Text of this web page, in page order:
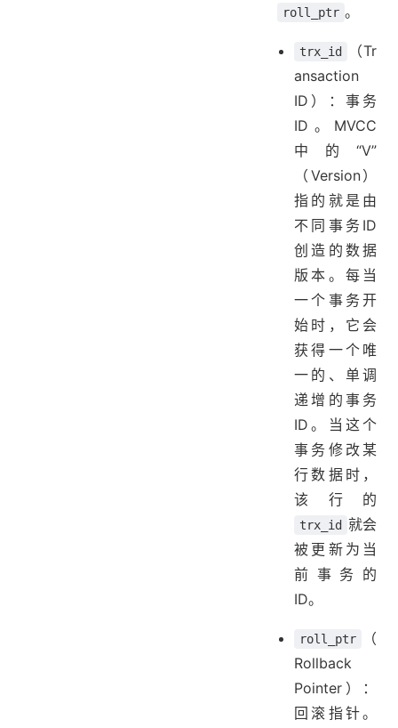
roll_ptr 。
trx_id
（Tr
ansaction
ID）：事务
ID。MVCC
中的“V”
（Version）
指的就是由
不同事务ID
创造的数据
版本。每当
一个事务开
始时，它会
获得一个唯
一的、单调
递增的事务
ID。当这个
事务修改某
行数据时，
该行的
trx_id 就会
被更新为当
前事务的
ID。
roll_ptr
（
Rollback
Pointer）：
回滚指针。